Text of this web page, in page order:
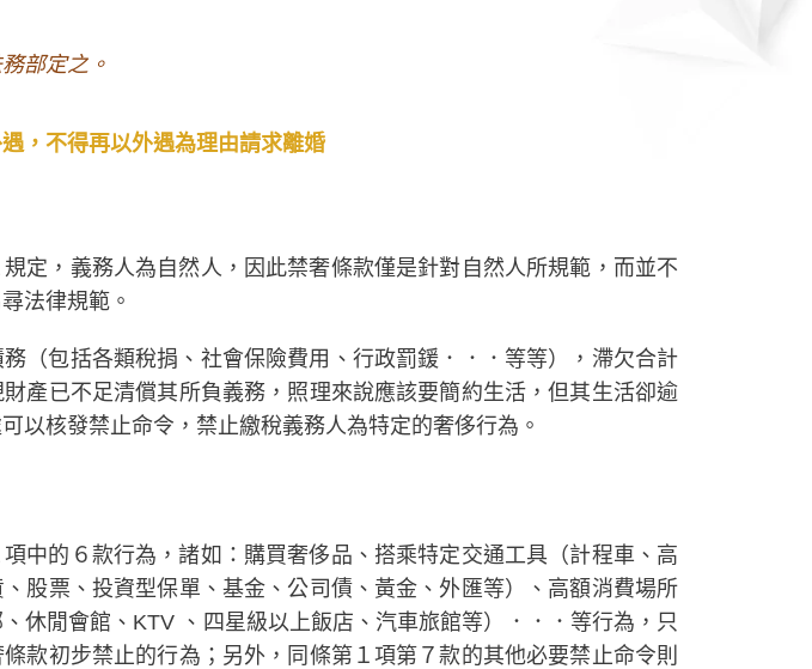
部定之。
，不得再以外遇為理由請求離婚
定，義務人為自然人，因此禁奢條款僅是針對自然人所規範，而並不
法律規範。
（包括各類稅捐、社會保險費用、行政罰鍰．．．等等），滯欠合計
產已不足清償其所負義務，照理來說應該要簡約生活，但其生活卻逾
以核發禁止命令，禁止繳稅義務人為特定的奢侈行為。
中的６款行為，諸如：購買奢侈品、搭乘特定交通工具（計程車、高
股票、投資型保單、基金、公司債、黃金、外匯等）、高額消費場所
休閒會館、KTV 、四星級以上飯店、汽車旅館等）．．．等行為，只
款初步禁止的行為；另外，同條第１項第７款的其他必要禁止命令則